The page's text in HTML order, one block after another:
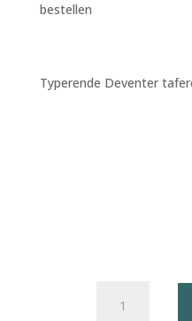
bestellen
Typerende Deventer
Definitely